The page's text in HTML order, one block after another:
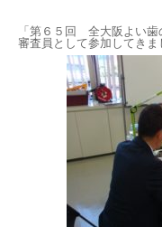
「第６５回 全大阪よい歯
審査員として参加してきま
スタッフ紹介
スタッフブログ